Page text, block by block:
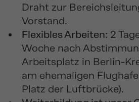
Draht zur
Vorstand.
Flexibles Arbeiten: 2
Woche nach
Arbeitsplatz in Berlin-
am ehemaligen
Platz der Luftbrücke).